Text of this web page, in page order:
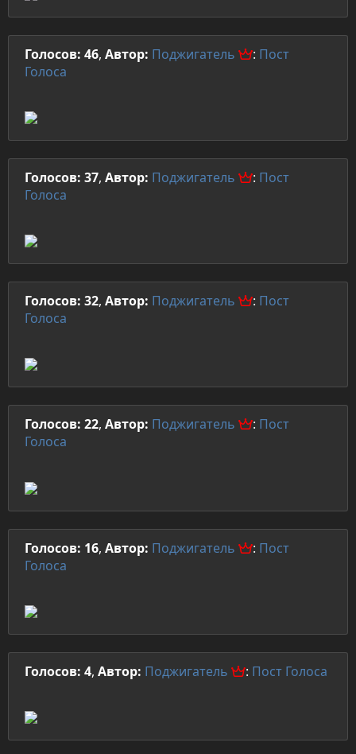
Голосов: 46, Автор: Поджигатель : Пост
Голоса
Голосов: 37, Автор: Поджигатель : Пост
Голоса
Голосов: 32, Автор: Поджигатель : Пост
Голоса
Голосов: 22, Автор: Поджигатель : Пост
Голоса
Голосов: 16, Автор: Поджигатель : Пост
Голоса
Голосов: 4, Автор: Поджигатель : Пост Голоса